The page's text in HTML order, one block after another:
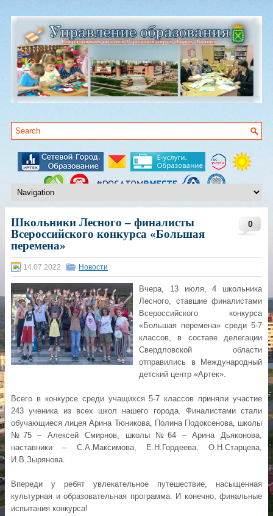
0
Школьники Лесного – финалисты
Всероссийского конкурса «Большая
перемена»
14.07.2022 Новости
Вчера, 13 июля, 4 школьника
Лесного, ставшие финалистами
Всероссийского конкурса
«Большая перемена» среди 5-7
классов, в составе делегации
Свердловской области
отправились в Международный
детский центр «Артек».
Всего в конкурсе среди учащихся 5-7 классов приняли участие
243 ученика из всех школ нашего города. Финалистами стали
обучающиеся лицея Арина Тюникова, Полина Подоксенова, школы
№75 – Алексей Смирнов, школы №64 – Арина Дьяконова,
наставники – С.А.Максимова, Е.Н.Гордеева, О.Н.Старцева,
И.В.Зырянова.
Впереди у ребят увлекательное путешествие, насыщенная
культурная и образовательная программа. И конечно, финальные
испытания конкурса!